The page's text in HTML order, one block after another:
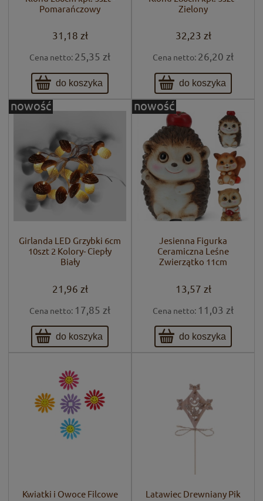
Pomarańczowy
31,18 zł
Cena netto: 25,35 zł
do koszyka
Zielony
32,23 zł
Cena netto: 26,20 zł
do koszyka
Girlanda LED Grzybki 6cm
10szt 2 Kolory- Ciepły
Biały
21,96 zł
Cena netto: 17,85 zł
do koszyka
nowość
Jesienna Figurka
Ceramiczna Leśne
Zwierzątko 11cm
13,57 zł
Cena netto: 11,03 zł
do koszyka
nowość
Kwiatki i Owoce Filcowe
Latawiec Drewniany Pik